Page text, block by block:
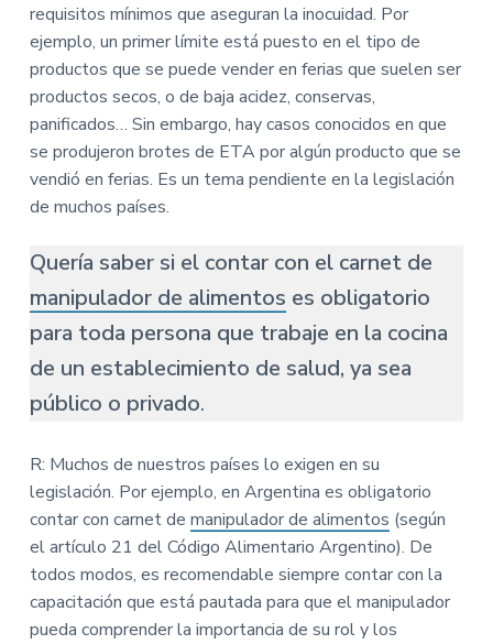
requisitos mínimos que aseguran la inocuidad. Por
ejemplo, un primer límite está puesto en el tipo de
productos que se puede vender en ferias que suelen ser
productos secos, o de baja acidez, conservas,
panificados… Sin embargo, hay casos conocidos en que
se produjeron brotes de ETA por algún producto que se
vendió en ferias. Es un tema pendiente en la legislación
de muchos países.
Quería saber si el contar con el carnet de
manipulador de alimentos es obligatorio
para toda persona que trabaje en la cocina
de un establecimiento de salud, ya sea
público o privado.
R: Muchos de nuestros países lo exigen en su
legislación. Por ejemplo, en Argentina es obligatorio
contar con carnet de manipulador de alimentos (según
el artículo 21 del Código Alimentario Argentino). De
todos modos, es recomendable siempre contar con la
capacitación que está pautada para que el manipulador
pueda comprender la importancia de su rol y los